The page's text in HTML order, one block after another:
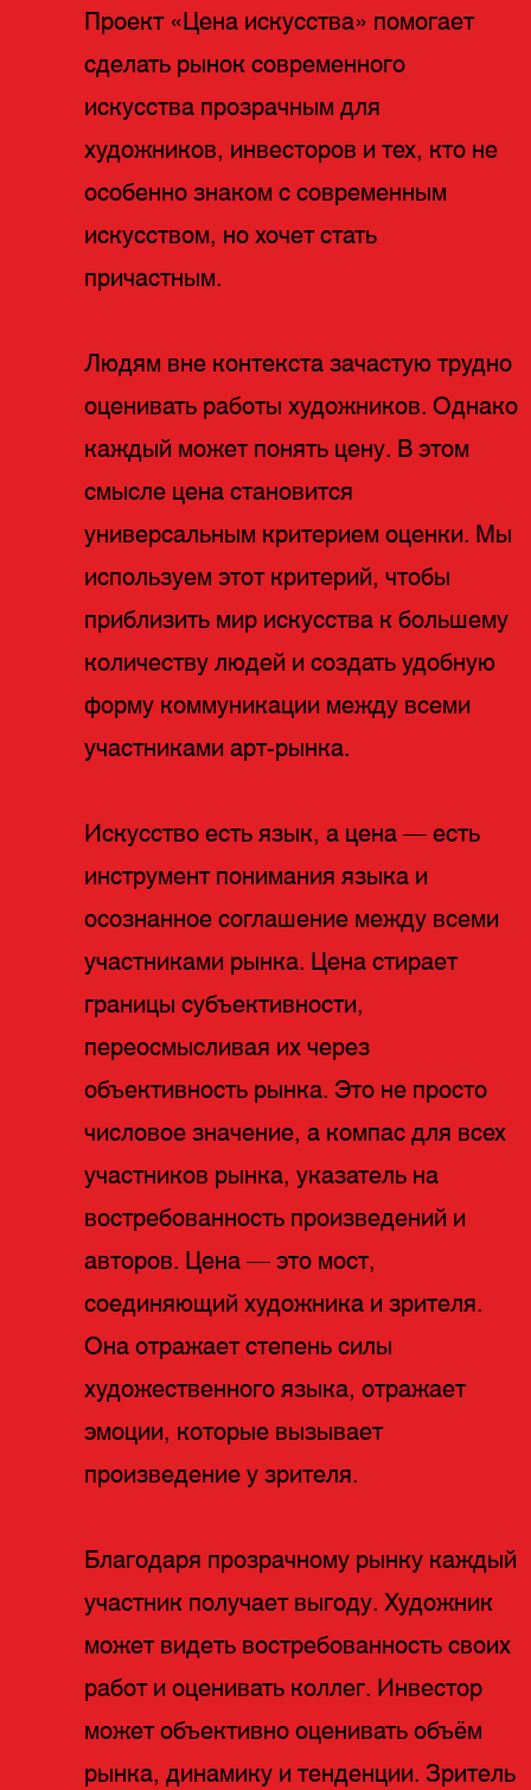
Проект «Цена искусства» помогает
сделать рынок современного
искусства прозрачным для
художников, инвесторов и тех, кто не
особенно знаком с современным
искусством, но хочет стать
причастным.
Людям вне контекста зачастую трудно
оценивать работы художников. Однако
каждый может понять цену. В этом
смысле цена становится
универсальным критерием оценки. Мы
используем этот критерий, чтобы
приблизить мир искусства к большему
количеству людей и создать удобную
форму коммуникации между всеми
участниками арт-рынка.
Искусство есть язык, а цена — есть
инструмент понимания языка и
осознанное соглашение между всеми
участниками рынка. Цена стирает
границы субъективности,
переосмысливая их через
объективность рынка. Это не просто
числовое значение, а компас для всех
участников рынка, указатель на
востребованность произведений и
авторов. Цена — это мост,
соединяющий художника и зрителя.
Она отражает степень силы
художественного языка, отражает
эмоции, которые вызывает
произведение у зрителя.
Благодаря прозрачному рынку каждый
участник получает выгоду. Художник
может видеть востребованность своих
работ и оценивать коллег. Инвестор
может объективно оценивать объём
рынка, динамику и тенденции. Зритель